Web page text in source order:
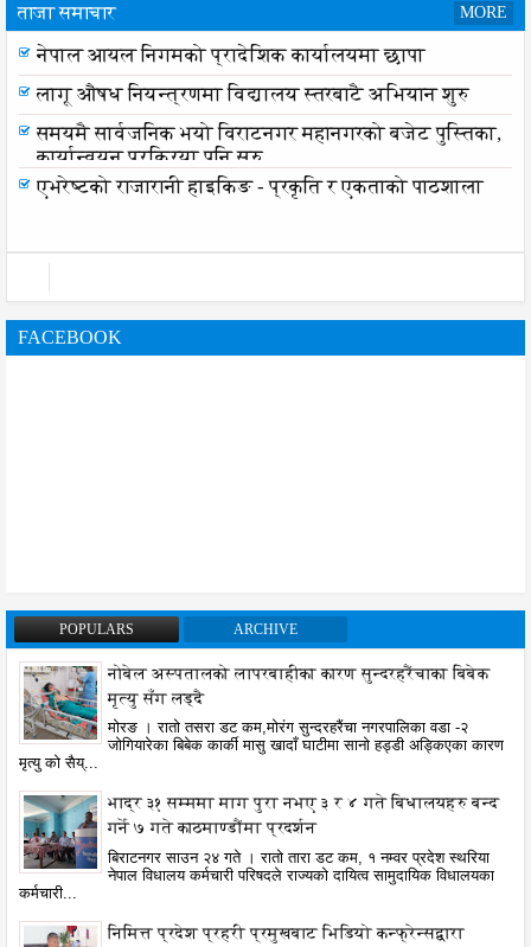
ताजा समाचार MORE
नेपाल आयल निगमको प्रादेशिक कार्यालयमा छापा
लागू औषध नियन्त्रणमा विद्यालय स्तरबाटै अभियान शुरु
समयमै सार्वजनिक भयो विराटनगर महानगरको बजेट पुस्तिका,
कार्यान्वयन प्रक्रिया पनि सुरु
एभरेष्टको राजारानी हाइकिङ - प्रकृति र एकताको पाठशाला
FACEBOOK
POPULARS ARCHIVE
नोबेल अस्पतालको लापरबाहीका कारण सुन्दरहरैंचाका बिबेक
मृत्यु सँग लड्दै
मोरङ । रातो तसरा डट कम,मोरंग सुन्दरहरैंचा नगरपालिका वडा -२
जोगियारेका बिबेक कार्की मासु खादाँ घाटीमा सानो हड्डी अड्किएका कारण
मृत्यु को सैय्...
भाद्र ३१ सम्ममा माग पुरा नभए ३ र ४ गते बिधालयहरु बन्द
गर्ने ७ गते काठमाण्डौंमा प्रदर्शन
बिराटनगर साउन २४ गते । रातो तारा डट कम, १ नम्वर प्रदेश स्थरिया
नेपाल विधालय कर्मचारी परिषदले राज्यको दायित्व सामुदायिक विधालयका
कर्मचारी...
निमित्त प्रदेश प्रहरी प्रमुखबाट भिडियो कन्फ्रेन्सद्वारा